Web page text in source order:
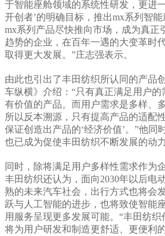
于智能座舱领域的系统性研发，更进
开创者’的明确目标，推出mx系列智
mx系列产品尽快推向市场，成为真正
趋势的企业，在百年一遇的大变革时
取得更大发展。”庄志强表示。
由此也引出了丰田纺织所认同的产品
车纵横》介绍：“只有真正满足用户
有价值的产品。而用户需求是多样、
所以反本溯源，只有提高产品的适配
保证创造出产品的‘经济价值’。”他同
也已成为促使丰田纺织不断发展的动力
同时，除将满足用户多样性需求作为
丰田纺织还认为，面向2030年以后电
熟的未来汽车社会，出行方式也将会
跃与人工智能的进步，也将致使智能
用服务呈现更多发展可能。“丰田纺织
将为用户研发和制造更舒适、更便利